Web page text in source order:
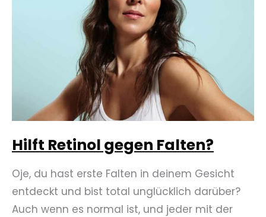
Hilft Retinol gegen Falten?
Oje, du hast erste Falten in deinem Gesicht
entdeckt und bist total unglücklich darüber?
Auch wenn es normal ist, und jeder mit der